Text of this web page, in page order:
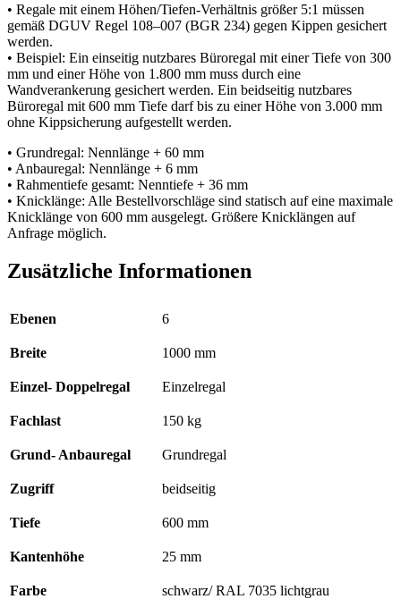
• Regale mit einem Höhen/Tiefen-Verhältnis größer 5:1 müssen
gemäß DGUV Regel 108–007 (BGR 234) gegen Kippen gesichert
werden.
• Beispiel: Ein einseitig nutzbares Büroregal mit einer Tiefe von 300
mm und einer Höhe von 1.800 mm muss durch eine
Wandverankerung gesichert werden. Ein beidseitig nutzbares
Büroregal mit 600 mm Tiefe darf bis zu einer Höhe von 3.000 mm
ohne Kippsicherung aufgestellt werden.
• Grundregal: Nennlänge + 60 mm
• Anbauregal: Nennlänge + 6 mm
• Rahmentiefe gesamt: Nenntiefe + 36 mm
• Knicklänge: Alle Bestellvorschläge sind statisch auf eine maximale
Knicklänge von 600 mm ausgelegt. Größere Knicklängen auf
Anfrage möglich.
Zusätzliche Informationen
Ebenen 6
Breite 1000 mm
Einzel- Doppelregal Einzelregal
Fachlast 150 kg
Grund- Anbauregal Grundregal
Zugriff beidseitig
Tiefe 600 mm
Kantenhöhe 25 mm
Farbe schwarz/ RAL 7035 lichtgrau